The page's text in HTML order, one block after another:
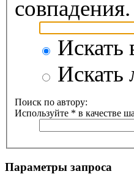
совпадения.
Искать
Искать
Поиск по автору:
Используйте * в качестве
Параметры запроса